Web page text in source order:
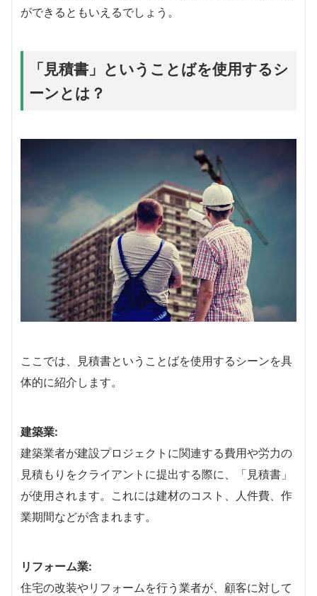
ができるともいえるでしょう。
「見積書」ということばを使用するシ
ーンとは？
ここでは、見積書ということばを使用するシーンを具
体的に紹介します。
建築業:
建築業者が建設プロジェクトに関連する費用や労力の
見積もりをクライアントに提出する際に、「見積書」
が使用されます。これには建材のコスト、人件費、作
業期間などが含まれます。
リフォーム業:
住宅の改装やリフォームを行う業者が、顧客に対して